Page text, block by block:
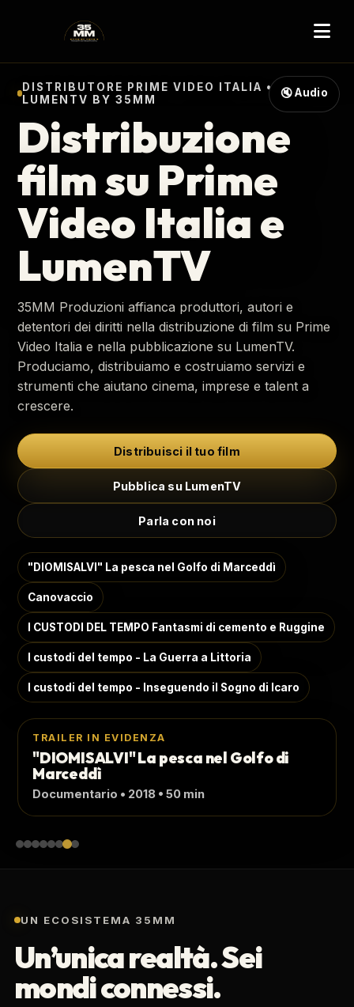
🔇 Audio
DISTRIBUTORE PRIME VIDEO ITALIA •
LUMENTV BY 35MM
Distribuzione
film su Prime
Video Italia e
LumenTV
35MM Produzioni affianca produttori, autori e
detentori dei diritti nella distribuzione di film su Prime
Video Italia e nella pubblicazione su LumenTV.
Produciamo, distribuiamo e costruiamo servizi e
strumenti che aiutano cinema, imprese e talent a
crescere.
Distribuisci il tuo film
Pubblica su LumenTV
Parla con noi
"DIOMISALVI" La pesca nel Golfo di Marceddì
Canovaccio
I CUSTODI DEL TEMPO Fantasmi di cemento e Ruggine
I custodi del tempo - La Guerra a Littoria
I custodi del tempo - Inseguendo il Sogno di Icaro
TRAILER IN EVIDENZA
"DIOMISALVI" La pesca nel Golfo di
Marceddì
Documentario • 2018 • 50 min
UN ECOSISTEMA 35MM
Un’unica realtà. Sei
mondi connessi.